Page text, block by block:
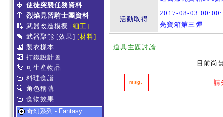
使徒突襲任務資料
烈焰見習騎士團資料
武器改造模擬 [細工]
武器聚能 [效果] [材料]
製衣樣本
打鐵設計圖
可生產物品
料理食譜
角色稱號
食物效果
奇幻系列 - Fantasy
活動取得
2017-08-03
亮寶箱第三彈
道具主題討論
目前尚
msg. 請